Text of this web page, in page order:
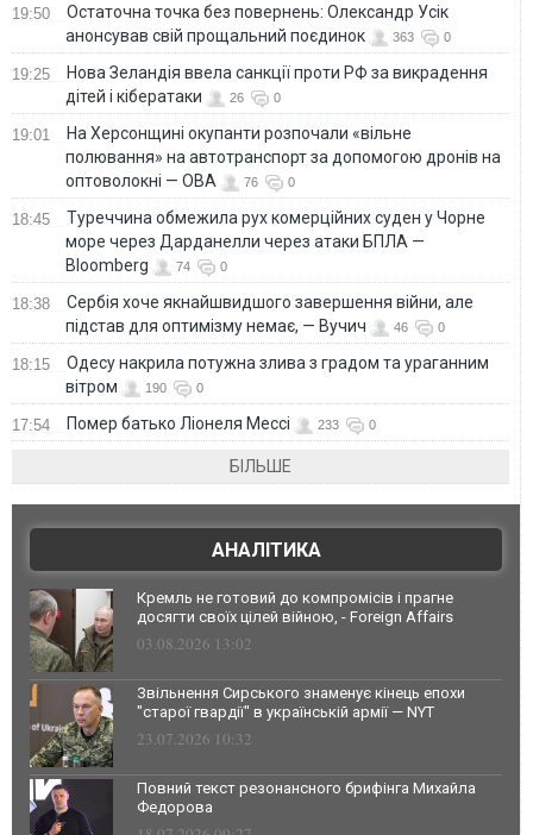
19:50
Остаточна точка без повернень: Олександр Усік
анонсував свій прощальний поєдинок
363 0
19:25
Нова Зеландія ввела санкції проти РФ за викрадення
дітей і кібератаки
26 0
19:01
На Херсонщині окупанти розпочали «вільне
полювання» на автотранспорт за допомогою дронів на
оптоволокні — ОВА
76 0
18:45
Туреччина обмежила рух комерційних суден у Чорне
море через Дарданелли через атаки БПЛА —
Bloomberg
74 0
18:38
Сербія хоче якнайшвидшого завершення війни, але
підстав для оптимізму немає, — Вучич
46 0
18:15
Одесу накрила потужна злива з градом та ураганним
вітром
190 0
17:54 Помер батько Ліонеля Мессі 233 0
БІЛЬШЕ
АНАЛІТИКА
Кремль не готовий до компромісів і прагне
досягти своїх цілей війною, - Foreign Affairs
03.08.2026 13:02
Звільнення Сирського знаменує кінець епохи
"старої гвардії" в українській армії — NYT
23.07.2026 10:32
Повний текст резонансного брифінга Михайла
Федорова